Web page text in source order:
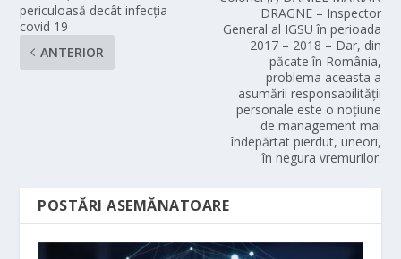
periculoasă decât infecția
covid 19
ANTERIOR
DRAGNE – Inspector
General al IGSU în perioada
2017 – 2018 – Dar, din
păcate în România,
problema aceasta a
asumării responsabilităţii
personale este o noţiune
de management mai
îndepărtat pierdut, uneori,
în negura vremurilor.
POSTĂRI ASEMĂNATOARE